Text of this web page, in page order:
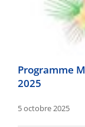
Programme
2025
5 octobre 2025